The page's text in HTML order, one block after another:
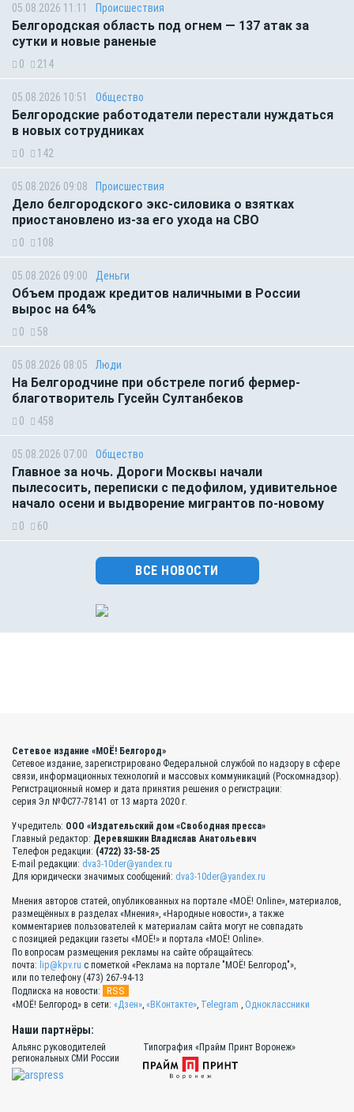
05.08.2026 11:11 Происшествия
Белгородская область под огнем — 137 атак за
сутки и новые раненые
0 214
05.08.2026 10:51 Общество
Белгородские работодатели перестали нуждаться
в новых сотрудниках
0 142
05.08.2026 09:08 Происшествия
Дело белгородского экс-силовика о взятках
приостановлено из-за его ухода на СВО
0 108
05.08.2026 09:00 Деньги
Объем продаж кредитов наличными в России
вырос на 64%
0 58
05.08.2026 08:05 Люди
На Белгородчине при обстреле погиб фермер-
благотворитель Гусейн Султанбеков
0 458
05.08.2026 07:00 Общество
Главное за ночь. Дороги Москвы начали
пылесосить, переписки с педофилом, удивительное
начало осени и выдворение мигрантов по-новому
0 60
ВСЕ НОВОСТИ
Сетевое издание «МОЁ! Белгород»
Сетевое издание, зарегистрировано Федеральной службой по надзору в сфере
связи, информационных технологий и массовых коммуникаций (Роскомнадзор).
Регистрационный номер и дата принятия решения о регистрации:
серия Эл №ФС77-78141 от 13 марта 2020 г.
Учредитель: ООО «Издательский дом «Свободная пресса»
Главный редактор: Деревяшкин Владислав Анатольевич
Телефон редакции: (4722) 33-58-25
E-mail редакции: dva3-10der@yandex.ru
Для юридически значимых сообщений: dva3-10der@yandex.ru
Мнения авторов статей, опубликованных на портале «МОЁ! Online», материалов,
размещённых в разделах «Мнения», «Народные новости», а также
комментариев пользователей к материалам сайта могут не совпадать
с позицией редакции газеты «МОЁ!» и портала «МОЁ! Online».
По вопросам размещения рекламы на сайте обращайтесь:
почта: lip@kpv.ru с пометкой «Реклама на портале "МОЁ! Белгород"»,
или по телефону (473) 267-94-13
Подписка на новости:
RSS
«МОЁ! Белгород» в сети: «Дзен», «ВКонтакте», Telegram , Одноклассники
Наши партнёры:
Альянс руководителей
региональных СМИ России
Типография «Прайм Принт Воронеж»